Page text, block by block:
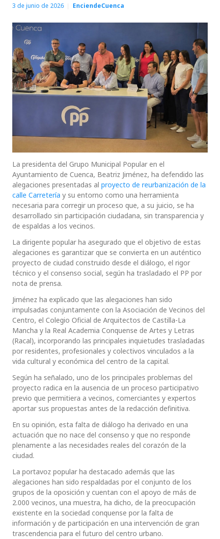
3 de junio de 2026 EnciendeCuenca
La presidenta del Grupo Municipal Popular en el
Ayuntamiento de Cuenca, Beatriz Jiménez, ha defendido las
alegaciones presentadas al proyecto de reurbanización de la
calle Carretería y su entorno como una herramienta
necesaria para corregir un proceso que, a su juicio, se ha
desarrollado sin participación ciudadana, sin transparencia y
de espaldas a los vecinos.
La dirigente popular ha asegurado que el objetivo de estas
alegaciones es garantizar que se convierta en un auténtico
proyecto de ciudad construido desde el diálogo, el rigor
técnico y el consenso social, según ha trasladado el PP por
nota de prensa.
Jiménez ha explicado que las alegaciones han sido
impulsadas conjuntamente con la Asociación de Vecinos del
Centro, el Colegio Oficial de Arquitectos de Castilla-La
Mancha y la Real Academia Conquense de Artes y Letras
(Racal), incorporando las principales inquietudes trasladadas
por residentes, profesionales y colectivos vinculados a la
vida cultural y económica del centro de la capital.
Según ha señalado, uno de los principales problemas del
proyecto radica en la ausencia de un proceso participativo
previo que permitiera a vecinos, comerciantes y expertos
aportar sus propuestas antes de la redacción definitiva.
En su opinión, esta falta de diálogo ha derivado en una
actuación que no nace del consenso y que no responde
plenamente a las necesidades reales del corazón de la
ciudad.
La portavoz popular ha destacado además que las
alegaciones han sido respaldadas por el conjunto de los
grupos de la oposición y cuentan con el apoyo de más de
2.000 vecinos, una muestra, ha dicho, de la preocupación
existente en la sociedad conquense por la falta de
información y de participación en una intervención de gran
trascendencia para el futuro del centro urbano.